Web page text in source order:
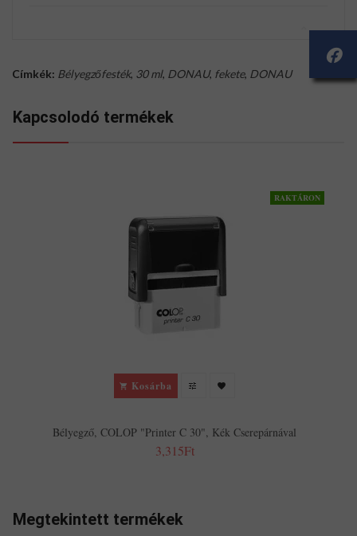
Címkék: Bélyegzőfesték, 30 ml, DONAU, fekete, DONAU
Kapcsolodó termékek
RAKTÁRON
Kosárba
Bélyegző, COLOP "Printer C 30", Kék Cserepárnával
3,315Ft
Megtekintett termékek